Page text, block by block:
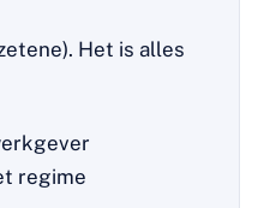
Het is alles
regime